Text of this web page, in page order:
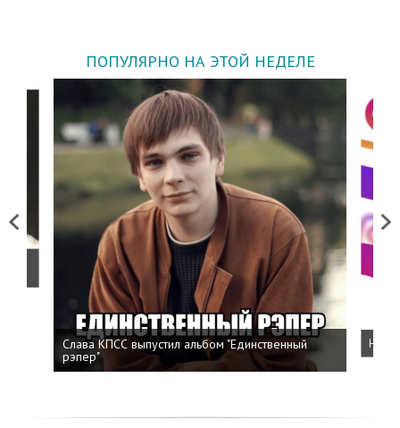
ПОПУЛЯРНО НА ЭТОЙ НЕДЕЛЕ
Previous
Слава КПСС выпустил альбом "Единственный
рэпер"
Next